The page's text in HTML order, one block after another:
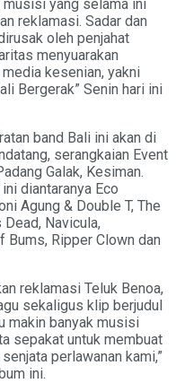
yang selama ini
reklamasi. Sadar dan
oleh penjahat
menyuarakan
kesenian, yakni
Bergerak” Senin hari ini
band Bali ini akan di
serangkaian Event
Galak, Kesiman.
diantaranya Eco
Agung & Double T, The
Navicula,
Ripper Clown dan
reklamasi Teluk Benoa,
sekaligus klip berjudul
makin banyak musisi
sepakat untuk membuat
perlawanan kami,”
ini.